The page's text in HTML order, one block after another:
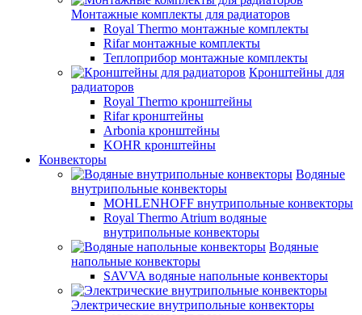
Монтажные комплекты для радиаторов
Royal Thermo монтажные комплекты
Rifar монтажные комплекты
Теплоприбор монтажные комплекты
Кронштейны для
радиаторов
Royal Thermo кронштейны
Rifar кронштейны
Arbonia кронштейны
KOHR кронштейны
Конвекторы
Водяные
внутрипольные конвекторы
MOHLENHOFF внутрипольные конвекторы
Royal Thermo Atrium водяные
внутрипольные конвекторы
Водяные
напольные конвекторы
SAVVA водяные напольные конвекторы
Электрические внутрипольные конвекторы